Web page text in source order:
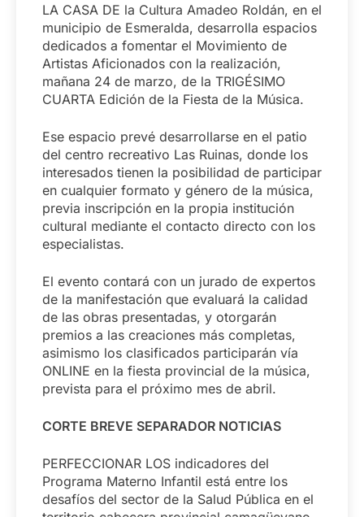
LA CASA DE la Cultura Amadeo Roldán, en el
municipio de Esmeralda, desarrolla espacios
dedicados a fomentar el Movimiento de
Artistas Aficionados con la realización,
mañana 24 de marzo, de la TRIGÉSIMO
CUARTA Edición de la Fiesta de la Música.
Ese espacio prevé desarrollarse en el patio
del centro recreativo Las Ruinas, donde los
interesados tienen la posibilidad de participar
en cualquier formato y género de la música,
previa inscripción en la propia institución
cultural mediante el contacto directo con los
especialistas.
El evento contará con un jurado de expertos
de la manifestación que evaluará la calidad
de las obras presentadas, y otorgarán
premios a las creaciones más completas,
asimismo los clasificados participarán vía
ONLINE en la fiesta provincial de la música,
prevista para el próximo mes de abril.
CORTE BREVE SEPARADOR NOTICIAS
PERFECCIONAR LOS indicadores del
Programa Materno Infantil está entre los
desafíos del sector de la Salud Pública en el